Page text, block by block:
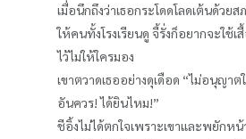
เมื่อนึกถึงว่าเธอกระโดดโลดเต้นด้วย
ให้คนทั้งโรงเรียนดู จี้รั่งก็อยากจะใช้เ
ไว้ไม่ให้ใครมอง
เขาตวาดเธออย่างดุเดือด “ไม่อนุญา
อันควร! ได้ยินไหม!”
ชีอิ้งไม่ได้ตกใจเพราะเขาและพยักหน้